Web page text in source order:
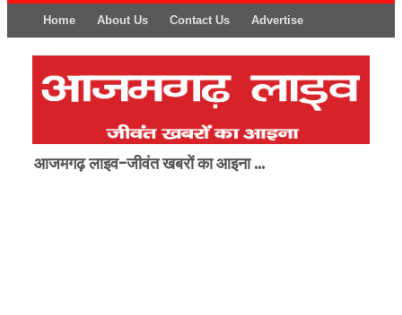
Home About Us Contact Us Advertise
आजमगढ़ लाइव-जीवंत खबरों का आइना ...